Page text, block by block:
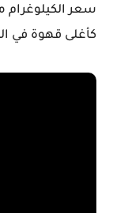
سعر الكيلوغرام
كأغلى قهوة في